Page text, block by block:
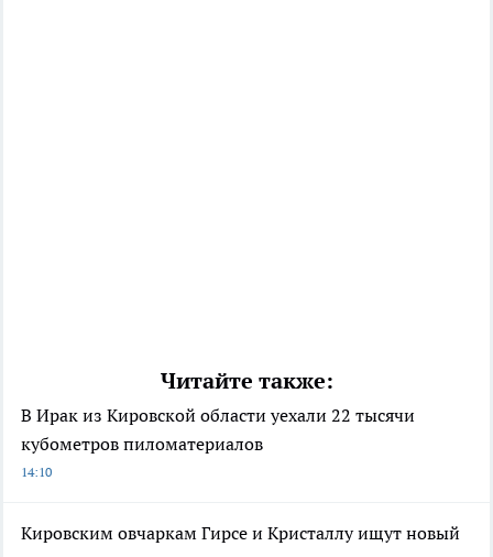
Читайте также:
В Ирак из Кировской области уехали 22 тысячи
кубометров пиломатериалов
14:10
Кировским овчаркам Гирсе и Кристаллу ищут новый